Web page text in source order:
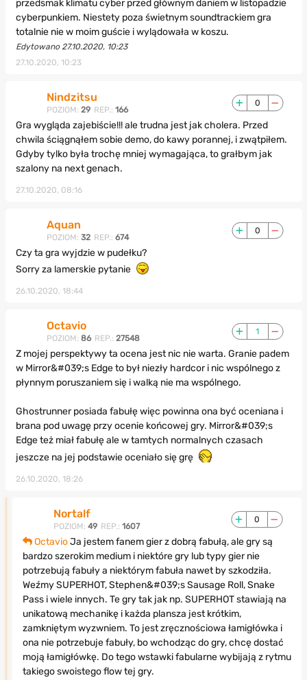
przedsmak klimatu cyber przed głównym daniem w listopadzie
cyberpunkiem. Niestety poza świetnym soundtrackiem gra
totalnie nie w moim guście i wylądowała w koszu.
Edytowano 27.10.2020, 10:23
27.10.2020, 10:23
Nindzitsu
POZIOM: 29 REP.: 166
0
Gra wygląda zajebiście!!! ale trudna jest jak cholera. Przed
chwila ściągnąłem sobie demo, do kawy porannej, i zwątpiłem.
Gdyby tylko była trochę mniej wymagająca, to grałbym jak
szalony na next genach.
27.10.2020, 08:16
Aquan
POZIOM: 32 REP.: 674
0
Czy ta gra wyjdzie w pudełku?
Sorry za lamerskie pytanie
26.10.2020, 18:44
Octavio
POZIOM: 86 REP.: 27548
1
Z mojej perspektywy ta ocena jest nic nie warta. Granie padem
w Mirror&#039;s Edge to był niezły hardcor i nic wspólnego z
płynnym poruszaniem się i walką nie ma wspólnego.
Ghostrunner posiada fabułę więc powinna ona być oceniana i
brana pod uwagę przy ocenie końcowej gry. Mirror&#039;s
Edge też miał fabułę ale w tamtych normalnych czasach
jeszcze na jej podstawie oceniało się grę
26.10.2020, 18:26
Nortalf
POZIOM: 49 REP.: 1607
0
OctavioJa jestem fanem gier z dobrą fabułą, ale gry są
bardzo szerokim medium i niektóre gry lub typy gier nie
potrzebują fabuły a niektórym fabuła nawet by szkodziła.
Weźmy SUPERHOT, Stephen&#039;s Sausage Roll, Snake
Pass i wiele innych. Te gry tak jak np. SUPERHOT stawiają na
unikatową mechanikę i każda plansza jest krótkim,
zamkniętym wyzwniem. To jest zręcznościowa łamigłówka i
ona nie potrzebuje fabuły, bo wchodząc do gry, chcę dostać
moją łamigłówkę. Do tego wstawki fabularne wybijają z rytmu
takiego swoistego flow tej gry.